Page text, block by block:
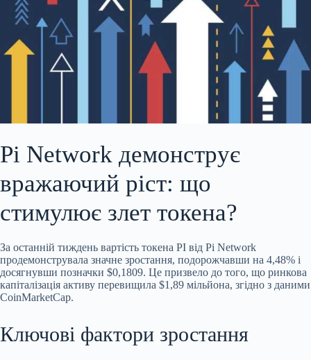
Pi Network демонструє
вражаючий ріст: що
стимулює злет токена?
За останній тиждень вартість токена PI від Pi Network
продемонструвала значне зростання, подорожчавши на 4,48% і
досягнувши позначки $0,1809. Це призвело до того, що ринкова
капіталізація активу перевищила $1,89 мільйона, згідно з даними
CoinMarketCap.
Ключові фактори зростання